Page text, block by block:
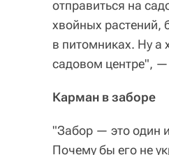
отправиться на
хвойных растений,
в питомниках. Ну а
садовом центре",
Карман в заборе
"Забор — это один
Почему бы его не